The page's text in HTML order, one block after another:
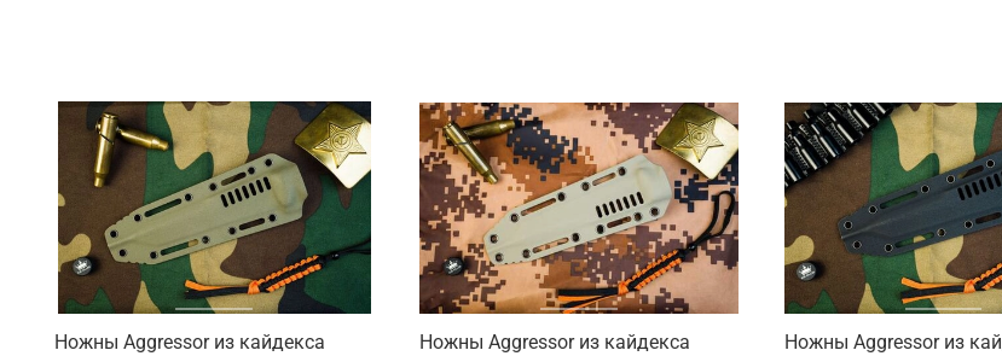
Ножны Aggressor из кайдекса
Ножны Aggressor из кайдекса
Ножны Aggressor из